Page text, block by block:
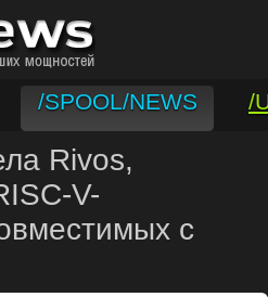
/SPOOL/NEWS
/
Rivos,
V-
с